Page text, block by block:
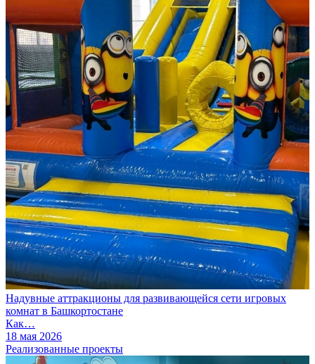
Надувные аттракционы для развивающейся сети игровых
комнат в Башкортостане
Как…
18 мая 2026
Реализованные проекты